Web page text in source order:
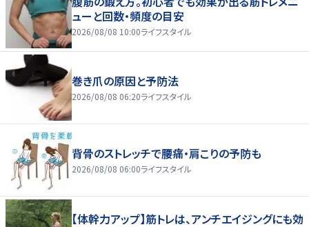
ューと回数・頻度の目安
2026/08/08 10:00ライフスタイル
巻き爪の原因と予防法
2026/08/08 06:20ライフスタイル
背骨のストレッチで腰痛・肩こりの予防も
2026/08/08 06:00ライフスタイル
【体幹力アップ】筋トレは、アンチエイジングにも効